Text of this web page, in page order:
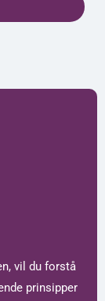
vil du forstå
prinsipper